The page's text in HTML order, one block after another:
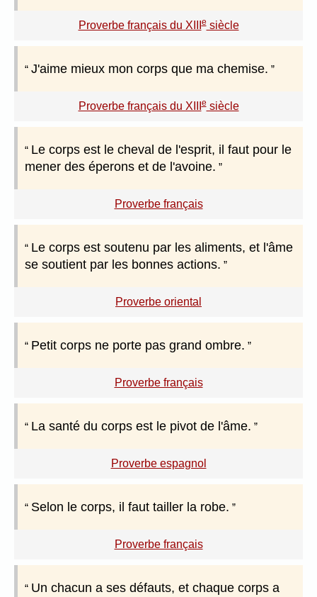
Proverbe français du XIIIesiècle
J'aime mieux mon corps que ma chemise.
Proverbe français du XIIIesiècle
Le corps est le cheval de l'esprit, il faut pour le
mener des éperons et de l'avoine.
Proverbe français
Le corps est soutenu par les aliments, et l'âme
se soutient par les bonnes actions.
Proverbe oriental
Petit corps ne porte pas grand ombre.
Proverbe français
La santé du corps est le pivot de l'âme.
Proverbe espagnol
Selon le corps, il faut tailler la robe.
Proverbe français
Un chacun a ses défauts, et chaque corps a